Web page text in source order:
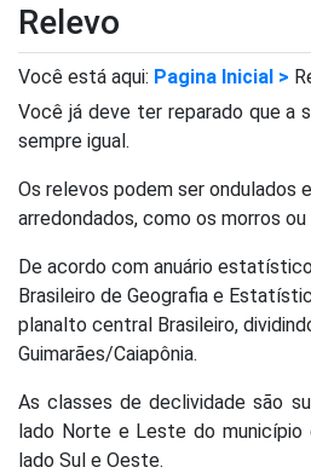
Relevo
Você está aqui: Pagina Inicial >
Você já deve ter reparado que a
sempre igual.
Os relevos podem ser ondulados
arredondados, como os morros
De acordo com anuário
Brasileiro de Geografia e
planalto central Brasileiro,
Guimarães/Caiapônia.
As classes de declividade são
lado Norte e Leste do município
lado Sul e Oeste.